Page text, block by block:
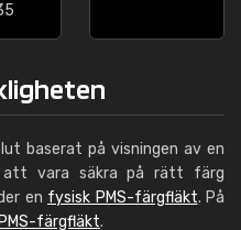
baserat på visningen av en
att vara säkra på rätt färg
en fysisk PMS-färgfläkt. På
färgfläkt.